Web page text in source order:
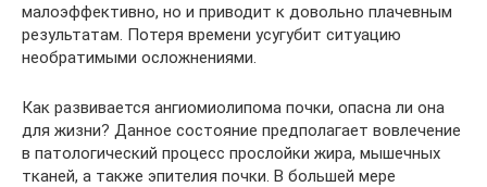
малоэффективно, но и приводит к довольно плачевным
результатам. Потеря времени усугубит ситуацию
необратимыми осложнениями.
Как развивается ангиомиолипома почки, опасна ли она
для жизни? Данное состояние предполагает вовлечение
в патологический процесс прослойки жира, мышечных
тканей, а также эпителия почки. В большей мере